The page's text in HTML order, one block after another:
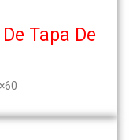
Tapa De